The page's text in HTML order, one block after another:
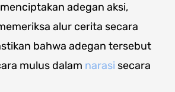
adegan aksi,
alur cerita secara
bahwa adegan tersebut
mulus dalam narasi secara